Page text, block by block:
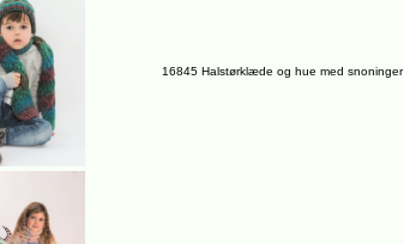
16845 Halstørklæde og hue med snoninger